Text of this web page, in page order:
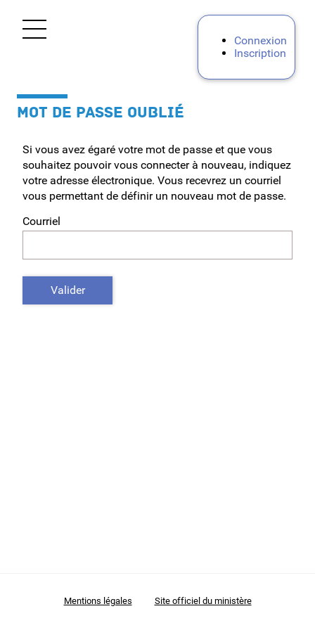
Connexion
Inscription
Ouvrir le menu
Tous personnels
Personnels d'encadrement
Premier degré
Second degré
AESH - AED
MOT DE PASSE OUBLIÉ
Si vous avez égaré votre mot de passe et que vous
souhaitez pouvoir vous connecter à nouveau, indiquez
votre adresse électronique. Vous recevrez un courriel
vous permettant de définir un nouveau mot de passe.
Courriel
Valider
Mentions légales Site officiel du ministère